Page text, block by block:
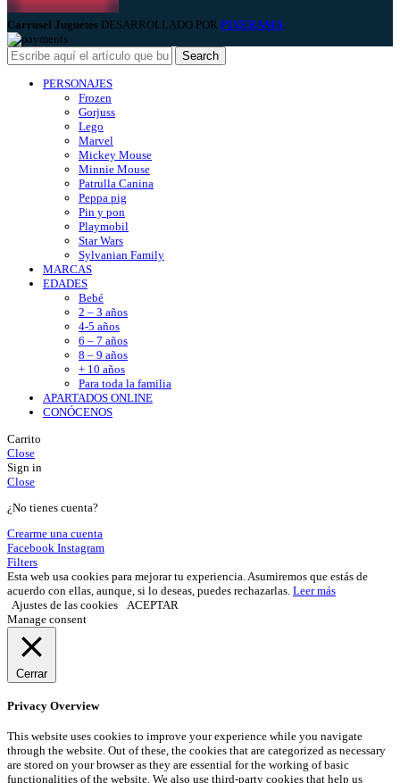
Carrusel Juguetes DESARROLLADO POR PIXERAMA
Search
PERSONAJES
Frozen
Gorjuss
Lego
Marvel
Mickey Mouse
Minnie Mouse
Patrulla Canina
Peppa pig
Pin y pon
Playmobil
Star Wars
Sylvanian Family
MARCAS
EDADES
Bebé
2 – 3 años
4-5 años
6 – 7 años
8 – 9 años
+ 10 años
Para toda la familia
APARTADOS ONLINE
CONÓCENOS
Carrito
Close
Sign in
Close
¿No tienes cuenta?
Crearme una cuenta
Facebook Instagram
Filters
Esta web usa cookies para mejorar tu experiencia. Asumiremos que estás de
acuerdo con ellas, aunque, si lo deseas, puedes rechazarlas. Leer más
Ajustes de las cookies
ACEPTAR
Manage consent
Cerrar
Privacy Overview
This website uses cookies to improve your experience while you navigate
through the website. Out of these, the cookies that are categorized as necessary
are stored on your browser as they are essential for the working of basic
functionalities of the website. We also use third-party cookies that help us